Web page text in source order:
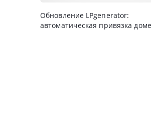
Обновление LPgenerator:
автоматическая привязка